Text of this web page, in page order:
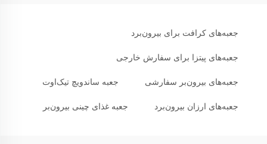
جعبه‌های کرافت برای بیرون‌برد
جعبه‌های پیتزا برای سفارش خارجی
جعبه‌های بیرون‌بر سفارشی جعبه ساندویچ تیک‌اوت
جعبه‌های ارزان بیرون‌برد جعبه غذای چینی بیرون‌بر